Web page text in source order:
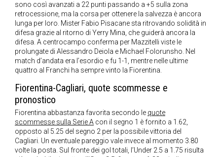
sono così avanzati a 22 punti passando a +5 sulla zona
retrocessione, ma la corsa per ottenere la salvezza è ancora
lunga per loro. Mister Fabio Pisacane sta ritrovando solidità in
difesa grazie al ritorno di Yerry Mina, che guiderà ancora la
difesa. A centrocampo conferma per Mazzitelli viste le
prolungate di Alessandro Deiola e Michael Folorunsho. Nel
match d’andata era l’esordio e fu 1-1, mentre nelle ultime
quattro al Franchi ha sempre vinto la Fiorentina.
Fiorentina-Cagliari, quote scommesse e
pronostico
Fiorentina abbastanza favorita secondo le quote
scommesse sulla Serie A con il segno 1 è fornito a 1.62,
opposto al 5.25 del segno 2 per la possibile vittoria del
Cagliari. Un eventuale pareggio vale invece al momento 3.80
volte la posta. Sul fronte dei gol totali, l’Under 2.5 a 1.75 risulta